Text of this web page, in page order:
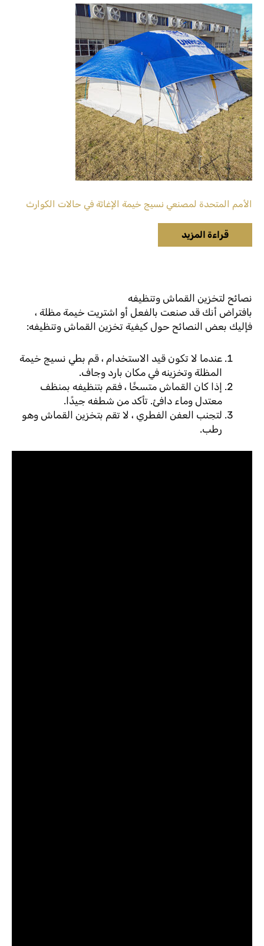
الأمم المتحدة لمصنعي نسيج خيمة الإغاثة في حالات الكوارث
قراءة المزيد
نصائح لتخزين القماش وتنظيفه
بافتراض أنك قد صنعت بالفعل أو اشتريت خيمة مظلة ،
فإليك بعض النصائح حول كيفية تخزين القماش وتنظيفه:
عندما لا تكون قيد الاستخدام ، قم بطي نسيج خيمة
المظلة وتخزينه في مكان بارد وجاف.
إذا كان القماش متسخًا ، فقم بتنظيفه بمنظف
معتدل وماء دافئ. تأكد من شطفه جيدًا.
لتجنب العفن الفطري ، لا تقم بتخزين القماش وهو
رطب.